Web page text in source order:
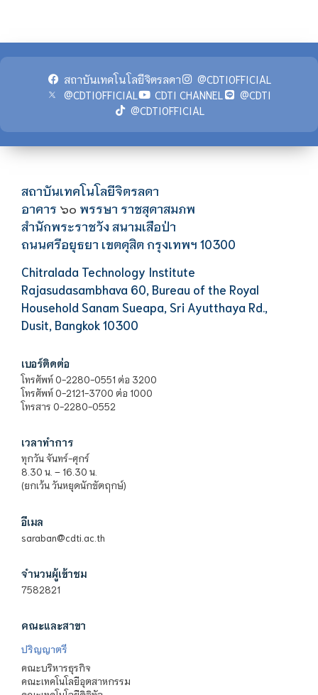
สถาบันเทคโนโลยีจิตรลดา
@CDTIOFFICIAL
@CDTIOFFICIAL
CDTI CHANNEL
@CDTI
@CDTIOFFICIAL
สถาบันเทคโนโลยีจิตรลดา
อาคาร ๖๐ พรรษา ราชสุดาสมภพ
สำนักพระราชวัง สนามเสือป่า
ถนนศรีอยุธยา เขตดุสิต กรุงเทพฯ 10300
Chitralada Technology Institute
Rajasudasambhava 60, Bureau of the Royal
Household Sanam Sueapa, Sri Ayutthaya Rd.,
Dusit, Bangkok 10300
เบอร์ติดต่อ
โทรศัพท์ 0-2280-0551 ต่อ 3200
โทรศัพท์ 0-2121-3700 ต่อ 1000
โทรสาร 0-2280-0552
เวลาทำการ
ทุกวัน จันทร์-ศุกร์
8.30 น. – 16.30 น.
(ยกเว้น วันหยุดนักขัตฤกษ์)
อีเมล
saraban@cdti.ac.th
จำนวนผู้เข้าชม
7582821
คณะและสาขา
ปริญญาตรี
คณะบริหารธุรกิจ
คณะเทคโนโลยีอุตสาหกรรม